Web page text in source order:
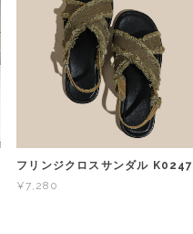
フリンジクロスサンダル K0247
¥7,280